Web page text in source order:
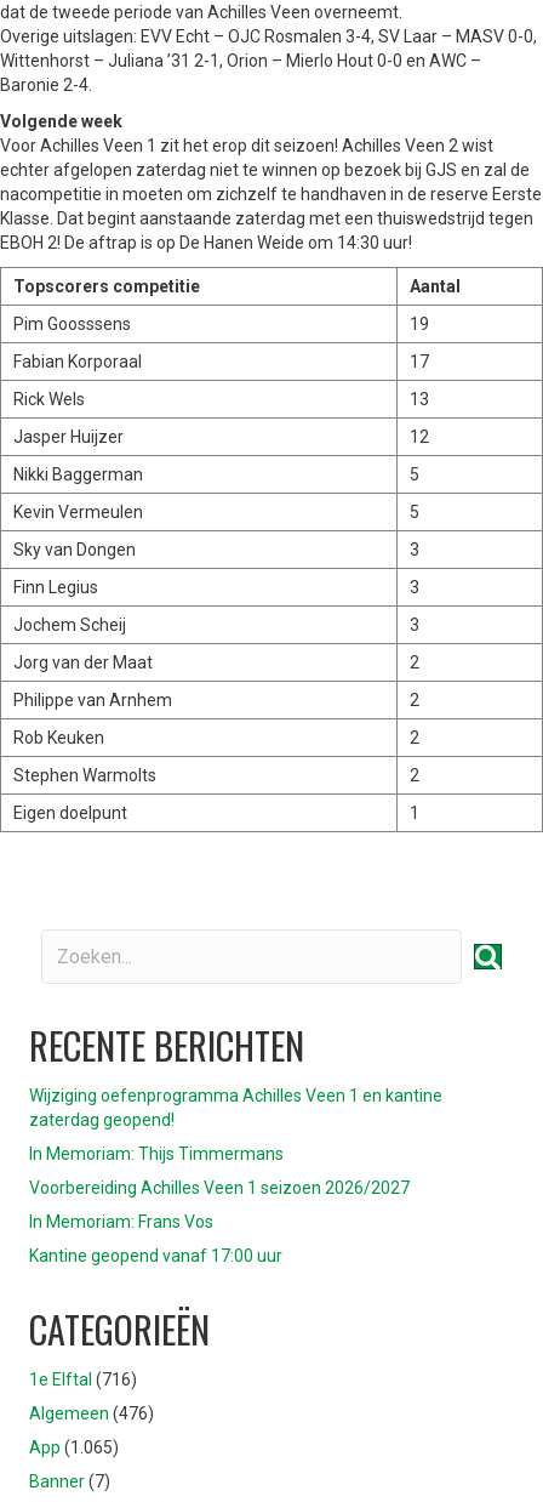
dat de tweede periode van Achilles Veen overneemt.
Overige uitslagen: EVV Echt – OJC Rosmalen 3-4, SV Laar – MASV 0-0,
Wittenhorst – Juliana ’31 2-1, Orion – Mierlo Hout 0-0 en AWC –
Baronie 2-4.
Volgende week
Voor Achilles Veen 1 zit het erop dit seizoen! Achilles Veen 2 wist
echter afgelopen zaterdag niet te winnen op bezoek bij GJS en zal de
nacompetitie in moeten om zichzelf te handhaven in de reserve Eerste
Klasse. Dat begint aanstaande zaterdag met een thuiswedstrijd tegen
EBOH 2! De aftrap is op De Hanen Weide om 14:30 uur!
Topscorers competitie
Aantal
Pim Goosssens
19
Fabian Korporaal
17
Rick Wels
13
Jasper Huijzer
12
Nikki Baggerman
5
Kevin Vermeulen
5
Sky van Dongen
3
Finn Legius
3
Jochem Scheij
3
Jorg van der Maat
2
Philippe van Arnhem
2
Rob Keuken
2
Stephen Warmolts
2
Eigen doelpunt
1
RECENTE BERICHTEN
Wijziging oefenprogramma Achilles Veen 1 en kantine
zaterdag geopend!
In Memoriam: Thijs Timmermans
Voorbereiding Achilles Veen 1 seizoen 2026/2027
In Memoriam: Frans Vos
Kantine geopend vanaf 17:00 uur
CATEGORIEËN
1e Elftal (716)
Algemeen (476)
App (1.065)
Banner(7)